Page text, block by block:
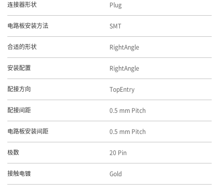
连接器形状 Plug
电路板安装方法 SMT
合适的形状 RightAngle
安装配置 RightAngle
配接方向 TopEntry
配接间距 0.5 mm Pitch
电路板安装间距 0.5 mm Pitch
极数 20 Pin
接触电镀 Gold